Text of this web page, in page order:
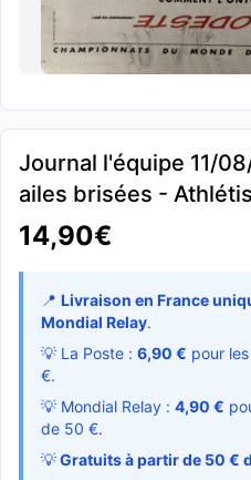
Journal l'équipe 11/
ailes brisées -
14,90€
📍 Livraison en France
Mondial Relay.
💡 La Poste : 6,90 € pour
€.
💡 Mondial Relay : 4,90 €
de 50 €.
💡Gratuits à partir de 50 €